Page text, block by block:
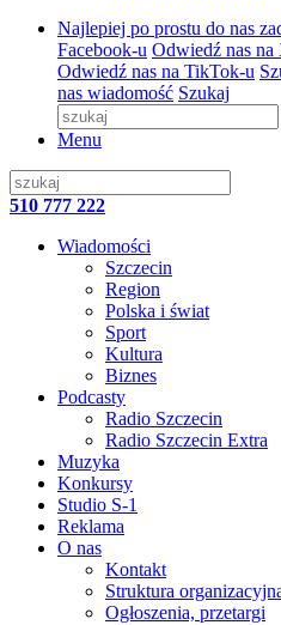
Najlepiej po prostu do nas
Facebook-u Odwiedź nas na
Odwiedź nas na TikTok-u
nas wiadomość Szukaj
Menu
510 777 222
Wiadomości
Szczecin
Region
Polska i świat
Sport
Kultura
Biznes
Podcasty
Radio Szczecin
Radio Szczecin Extra
Muzyka
Konkursy
Studio S-1
Reklama
O nas
Kontakt
Struktura
Ogłoszenia, przetargi